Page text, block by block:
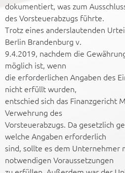
dokumentiert, was zum
des Vorsteuerabzugs führte.
Trotz eines anderslautenden
Berlin Brandenburg v.
9.4.2019, nachdem die
möglich ist, wenn
die erforderlichen Angaben des
nicht erfüllt wurden,
entschied sich das Finanzgericht
Verwehrung des
Vorsteuerabzugs. Da gesetzlich
welche Angaben erforderlich
sind, sollte es dem Unternehmer
notwendigen Voraussetzungen